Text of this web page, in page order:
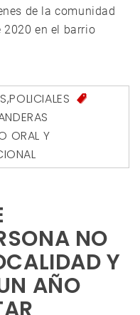
de la comunidad
2020 en el barrio
,POLICIALES
ORAL Y
NO
Y
AÑO